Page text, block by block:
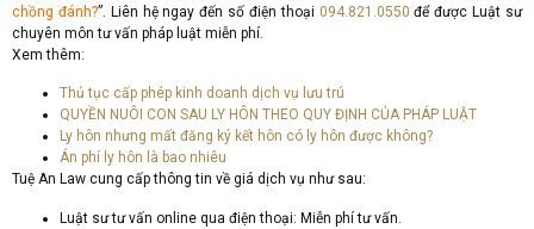
chồng đánh?”. Liên hệ ngay đến số điện thoại 094.821.0550 để được Luật sư
chuyên môn tư vấn pháp luật miễn phí.
Xem thêm:
Thủ tục cấp phép kinh doanh dịch vụ lưu trú
QUYỀN NUÔI CON SAU LY HÔN THEO QUY ĐỊNH CỦA PHÁP LUẬT
Ly hôn nhưng mất đăng ký kết hôn có ly hôn được không?
Án phí ly hôn là bao nhiêu
Tuệ An Law cung cấp thông tin về giá dịch vụ như sau:
Luật sư tư vấn online qua điện thoại: Miễn phí tư vấn.